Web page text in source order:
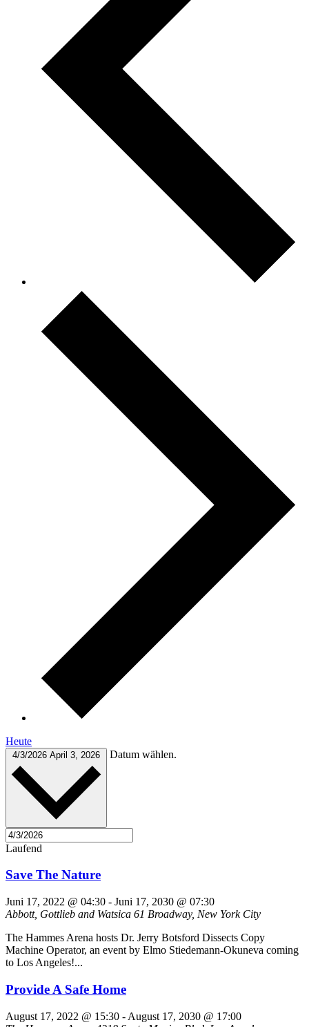
Heute
4/3/2026 April 3, 2026 Datum wählen.
Laufend
Save The Nature
Juni 17, 2022 @ 04:30 - Juni 17, 2030 @ 07:30
Abbott, Gottlieb and Watsica 61 Broadway, New York City
The Hammes Arena hosts Dr. Jerry Botsford Dissects Copy
Machine Operator, an event by Elmo Stiedemann-Okuneva coming
to Los Angeles!...
Provide A Safe Home
August 17, 2022 @ 15:30 - August 17, 2030 @ 17:00